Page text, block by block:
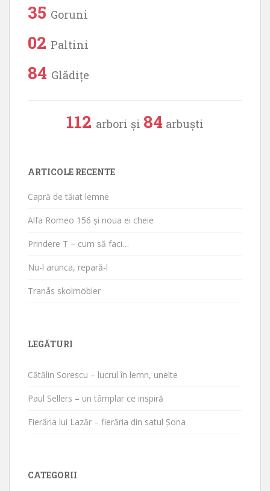
35 Goruni
02 Paltini
84 Glădițe
112 arbori și 84 arbuști
ARTICOLE RECENTE
Capră de tăiat lemne
Alfa Romeo 156 și noua ei cheie
Prindere T – cum să faci…
Nu-l arunca, repară-l
Tranås skolmöbler
LEGĂTURI
Cătălin Sorescu – lucrul în lemn, unelte
Paul Sellers – un tâmplar ce inspiră
Fierăria lui Lazăr – fierăria din satul Șona
CATEGORII